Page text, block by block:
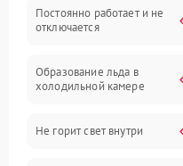
Постоянно работает и не
отключается
Образование льда в
холодильной камере
Не горит свет внутри